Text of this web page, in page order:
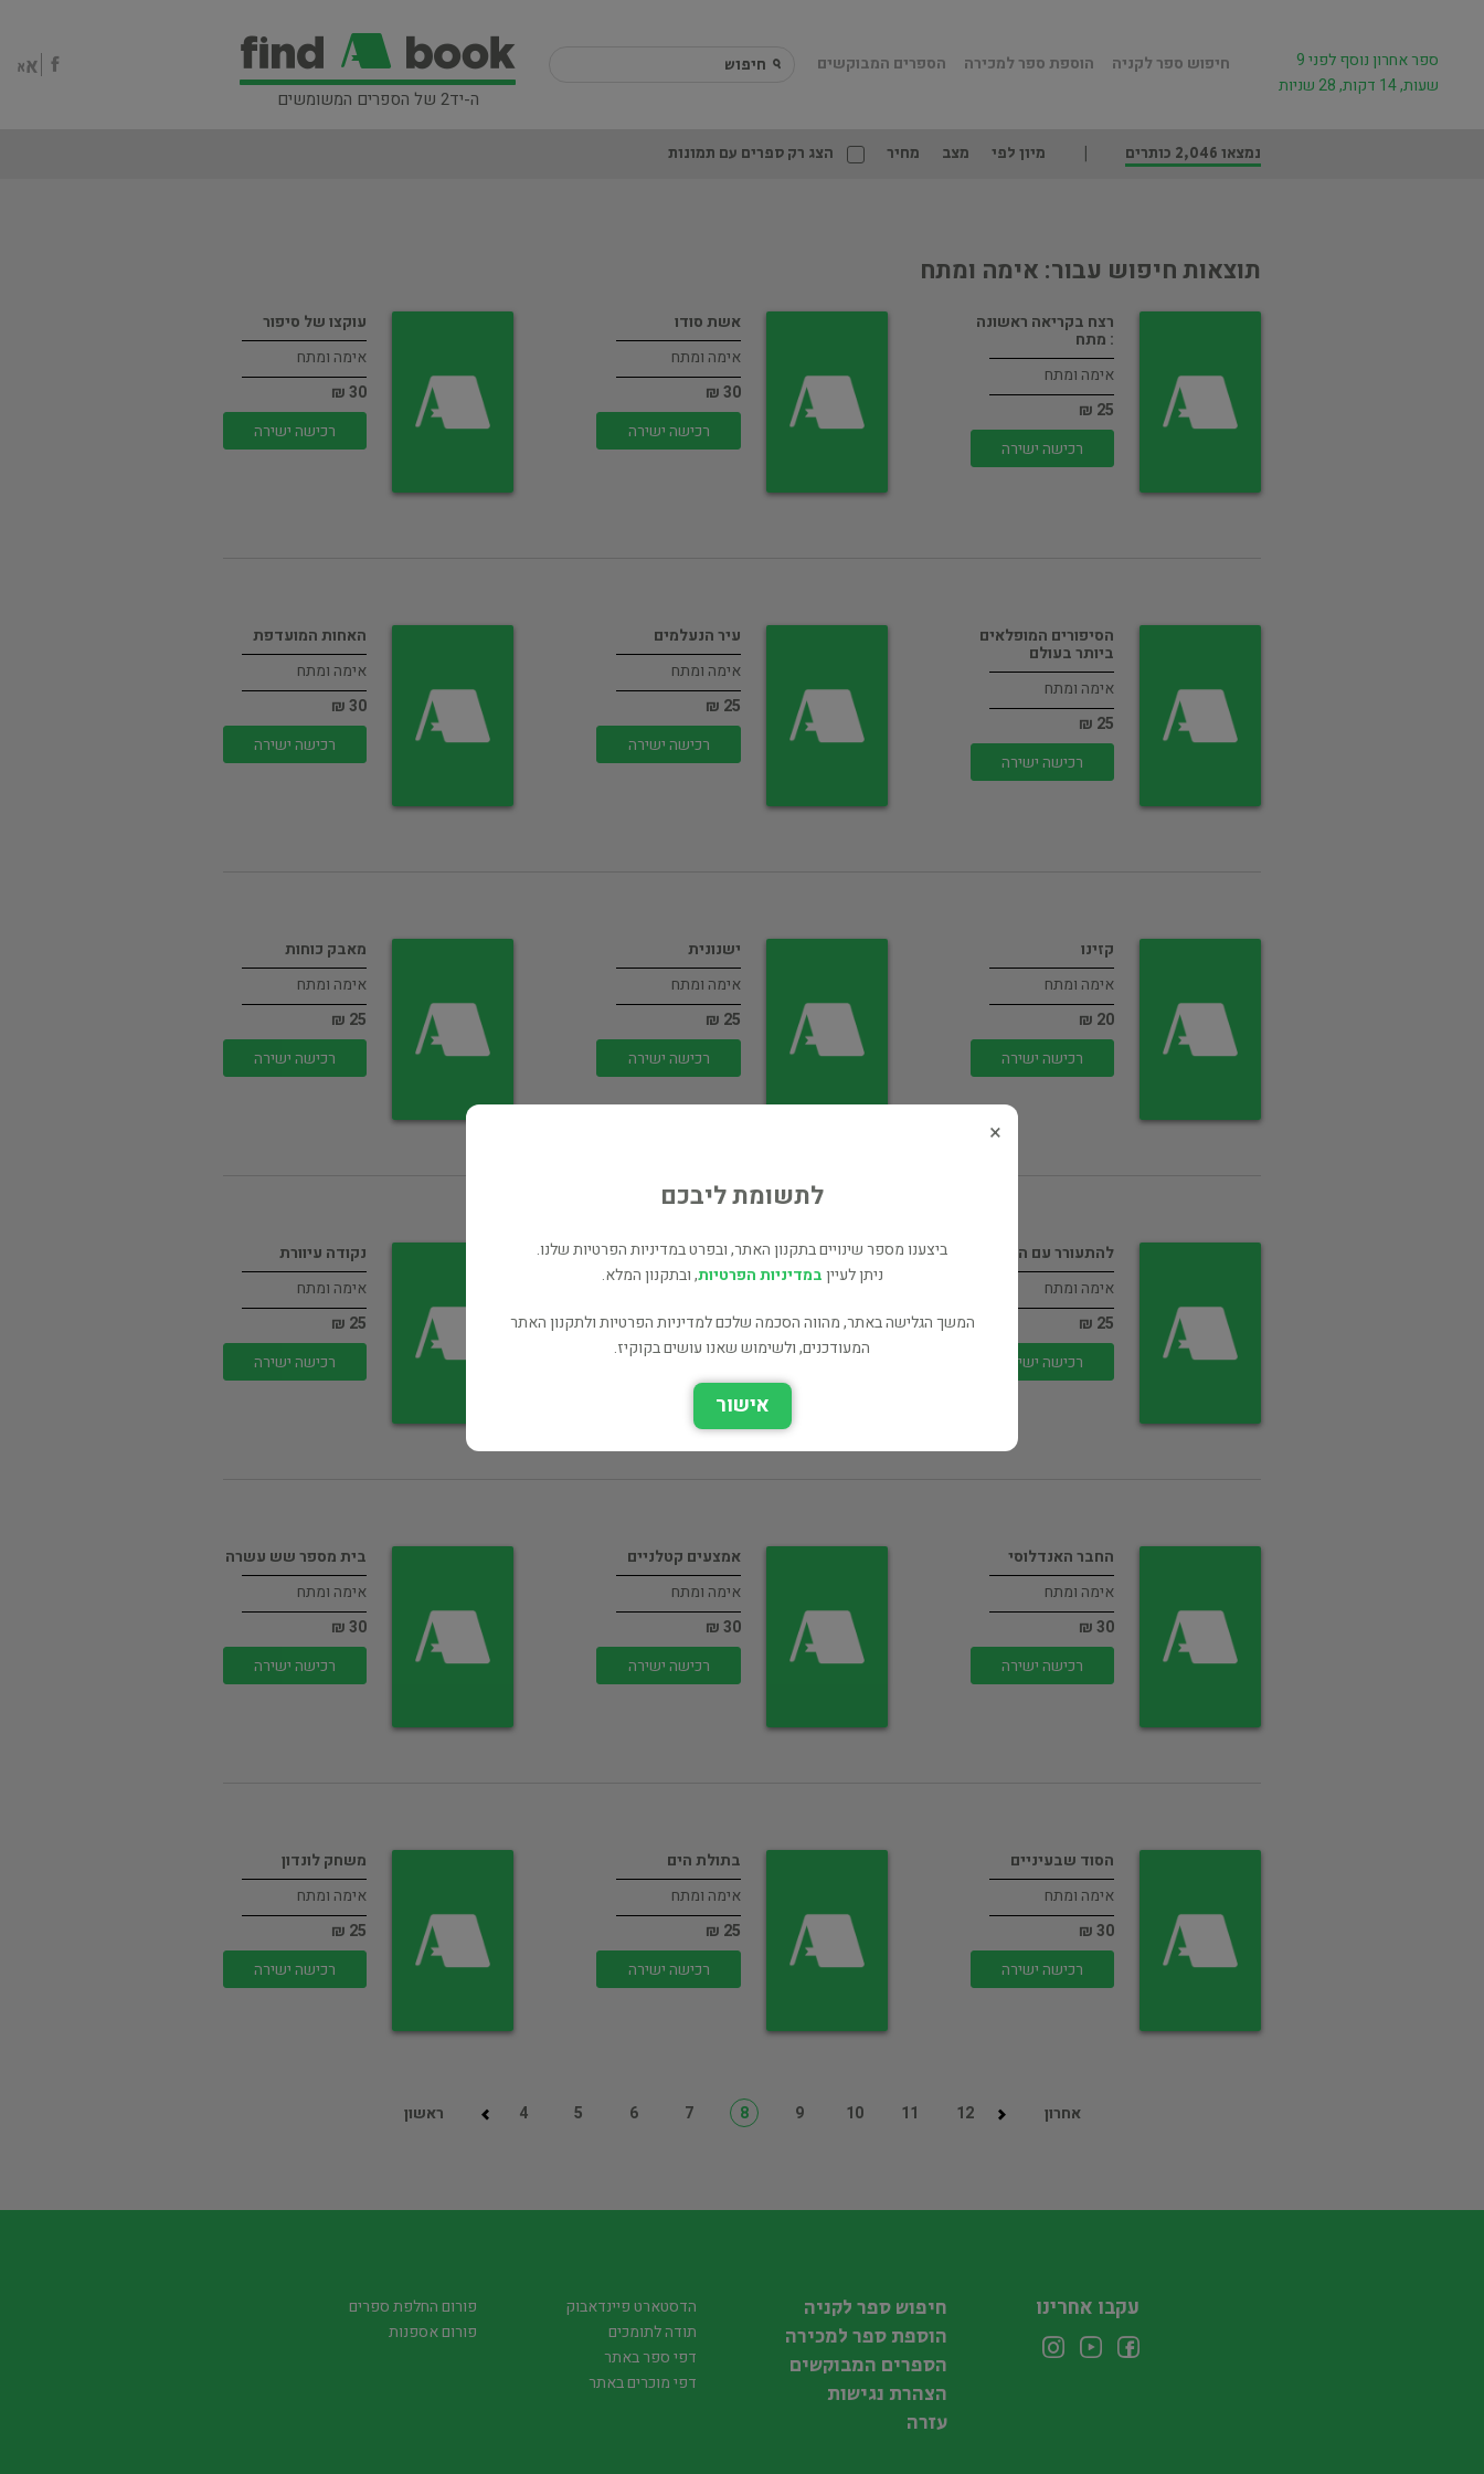
ה-יד2 של הספרים המשומשים
חיפוש ספר לקניה הוספת ספר למכירה הספרים המבוקשים
ספר אחרון נוסף לפני 9
שעות, 14 דקות, 28 שניות
נמצאו 2,046 כותרים מיון לפי מצב מחיר הצג רק ספרים עם תמונות
תוצאות חיפוש עבור: אימה ומתח
רצח בקריאה ראשונה
: מתח
אימה ומתח
25 ₪
רכישה ישירה
אשת סודו
אימה ומתח
30 ₪
רכישה ישירה
עוקצו של סיפור
אימה ומתח
30 ₪
רכישה ישירה
הסיפורים המופלאים
ביותר בעולם
אימה ומתח
25 ₪
רכישה ישירה
עיר הנעלמים
אימה ומתח
25 ₪
רכישה ישירה
האחות המועדפת
אימה ומתח
30 ₪
רכישה ישירה
קזינו
אימה ומתח
20 ₪
רכישה ישירה
ישנונית
אימה ומתח
25 ₪
רכישה ישירה
מאבק כוחות
אימה ומתח
25 ₪
רכישה ישירה
להתעורר עם הספק
אימה ומתח
25 ₪
רכישה ישירה
הס פן תעיר
אימה ומתח
25 ₪
רכישה ישירה
נקודה עיוורת
אימה ומתח
25 ₪
רכישה ישירה
החבר האנדלוסי
אימה ומתח
30 ₪
רכישה ישירה
אמצעים קטלניים
אימה ומתח
30 ₪
רכישה ישירה
בית מספר שש עשרה
אימה ומתח
30 ₪
רכישה ישירה
הסוד שבעיניים
אימה ומתח
30 ₪
רכישה ישירה
בתולת הים
אימה ומתח
25 ₪
רכישה ישירה
משחק לונדון
אימה ומתח
25 ₪
רכישה ישירה
ראשון 4 5 6 7 8 9 10 11 12 אחרון
×
לתשומת ליבכם
ביצענו מספר שינויים בתקנון האתר, ובפרט במדיניות הפרטיות שלנו.
ניתן לעייןבמדיניות הפרטיות, ובתקנון המלא.
המשך הגלישה באתר, מהווה הסכמה שלכם למדיניות הפרטיות ולתקנון האתר
המעודכנים, ולשימוש שאנו עושים בקוקיז.
אישור
עקבו אחרינו
חיפוש ספר לקניה
הוספת ספר למכירה
הספרים המבוקשים
הצהרת נגישות
עזרה
הדסטארט פיינדאבוק
תודה לתומכים
דפי ספר באתר
דפי מוכרים באתר
פורום החלפת ספרים
פורום אספנות